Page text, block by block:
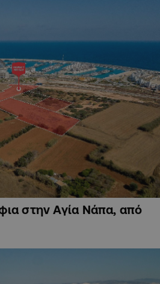
στην Αγία Νάπα, από